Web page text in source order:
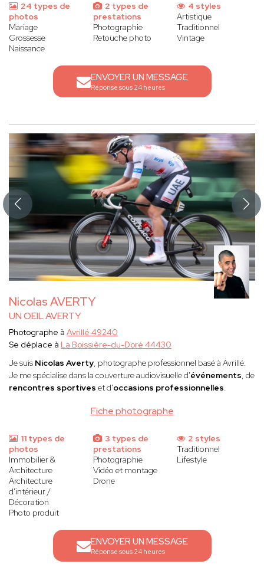
24 types de
photos
Mariage
Grossesse
Naissance
2 types de
prestations
Photographie
Retouche photo
4 styles
Artistique
Traditionnel
Vintage
ENVOYER UN MESSAGE
Réponse sous 24 heures
Nicolas AVERTY
UN OEIL AVERTY
Fiche photographe
Photographe à Avrillé 49240
Se déplace à La Boissière-du-Doré 44430
Je suis Nicolas Averty, photographe professionnel basé à Avrillé.
Je me spécialise dans la couverture audiovisuelle d'événements, de
rencontres sportives et d'occasions professionnelles.
11 types de
photos
Immobilier &
Architecture
Architecture
d'intérieur /
Décoration
Photo produit
3 types de
prestations
Photographie
Vidéo et montage
Drone
2 styles
Traditionnel
Lifestyle
ENVOYER UN MESSAGE
Réponse sous 24 heures